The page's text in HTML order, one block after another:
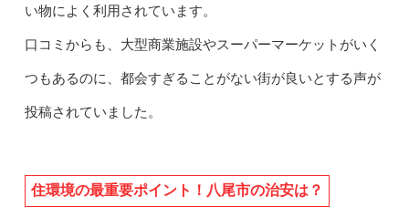
い物によく利用されています。
口コミからも、大型商業施設やスーパーマーケットがいく
つもあるのに、都会すぎることがない街が良いとする声が
投稿されていました。
住環境の最重要ポイント！八尾市の治安は？